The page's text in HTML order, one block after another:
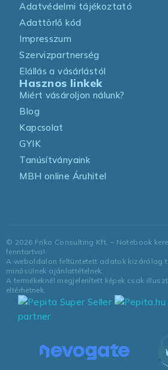
Adatvédelmi tájékoztató
Adattörlő kód
Impresszum
Szervizpartnerség
Elállás a vásárlástól
Hasznos linkek
Miért vásároljon nálunk?
Blog
Kapcsolat
GYIK
Tanúsítványaink
MBH online Áruhitel
© 2026 Friko Consulting Kft. – Notebook
fenntartva!
A weboldalon feltüntetett adatok kizárólag
minősülnek ajánlattételnek.
A termékeknél megjelenített képek csak
eltérhetnek.
partner